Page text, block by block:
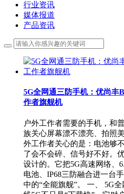
行业资讯
媒体报道
产品资讯
5G全网通三防手机：优尚丰
作者旗舰机
户外工作者需要的手机，和
族关心屏幕漂不漂亮、拍照
外工作者关心的是：电池够
了会不会碎、信号好不好。
设计的。它把5G高速网络、
电池、IP68三防融合进一台
中的“全能旗舰”。 一、 5G